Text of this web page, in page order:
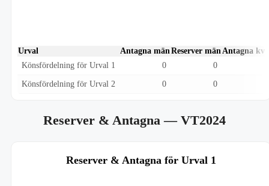
Urval Antagna män Reserver män Antagna
Könsfördelning för Urval 1
0 0
Könsfördelning för Urval 2 0 0
Reserver & Antagna— VT2024
Reserver & Antagna för Urval 1